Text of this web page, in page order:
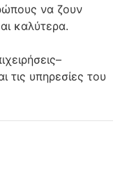
να ζουν
καλύτερα.
τις υπηρεσίες του